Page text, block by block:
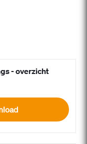
- overzicht